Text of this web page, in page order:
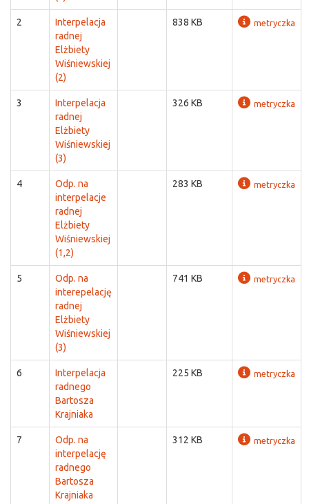
2
Interpelacja
radnej
Elżbiety
Wiśniewskiej
(2)
838 KB metryczka
3
Interpelacja
radnej
Elżbiety
Wiśniewskiej
(3)
326 KB metryczka
4
Odp. na
interpelacje
radnej
Elżbiety
Wiśniewskiej
(1,2)
283 KB metryczka
5
Odp. na
interepelację
radnej
Elżbiety
Wiśniewskiej
(3)
741 KB metryczka
6
Interpelacja
radnego
Bartosza
Krajniaka
225 KB metryczka
7
Odp. na
interpelację
radnego
Bartosza
Krajniaka
312 KB metryczka